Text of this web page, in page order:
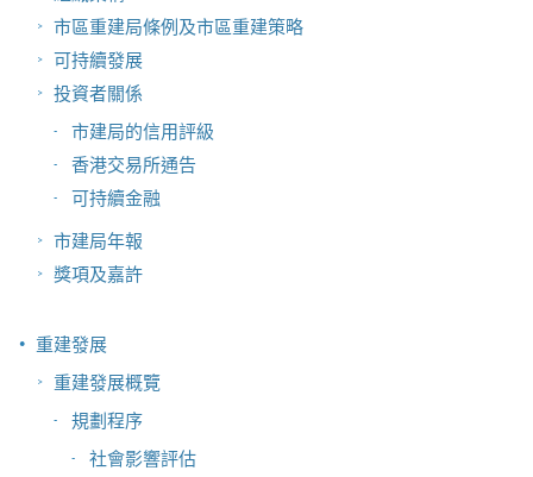
市區重建局條例及市區重建策略
可持續發展
投資者關係
市建局的信用評級
香港交易所通告
可持續金融
市建局年報
獎項及嘉許
重建發展
重建發展概覽
規劃程序
社會影響評估